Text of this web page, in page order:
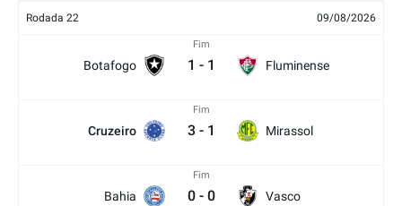
Rodada 22 09/08/2026
Botafogo
Fim
1 - 1 Fluminense
Cruzeiro
Fim
3 - 1 Mirassol
Bahia
Fim
0 - 0 Vasco